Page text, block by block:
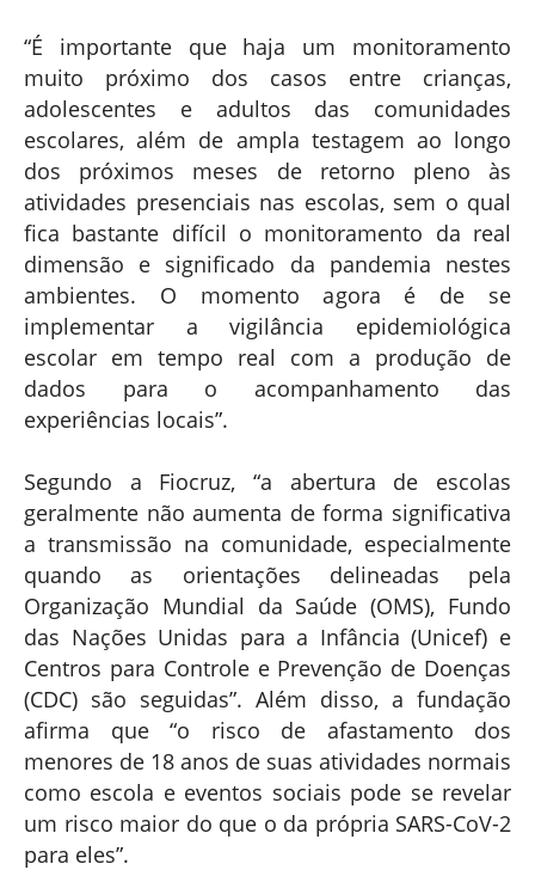
“É importante que haja um monitoramento
muito próximo dos casos entre crianças,
adolescentes e adultos das comunidades
escolares, além de ampla testagem ao longo
dos próximos meses de retorno pleno às
atividades presenciais nas escolas, sem o qual
fica bastante difícil o monitoramento da real
dimensão e significado da pandemia nestes
ambientes. O momento agora é de se
implementar a vigilância epidemiológica
escolar em tempo real com a produção de
dados para o acompanhamento das
experiências locais”.
Segundo a Fiocruz, “a abertura de escolas
geralmente não aumenta de forma significativa
a transmissão na comunidade, especialmente
quando as orientações delineadas pela
Organização Mundial da Saúde (OMS), Fundo
das Nações Unidas para a Infância (Unicef) e
Centros para Controle e Prevenção de Doenças
(CDC) são seguidas”. Além disso, a fundação
afirma que “o risco de afastamento dos
menores de 18 anos de suas atividades normais
como escola e eventos sociais pode se revelar
um risco maior do que o da própria SARS-CoV-2
para eles”.